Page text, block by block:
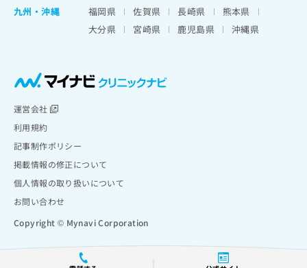
九州・沖縄
福岡県 佐賀県 長崎県
熊本県
大分県
宮崎県 鹿児島県 沖縄県
運営会社
利用規約
記事制作ポリシー
掲載情報の修正について
個人情報の取り扱いについて
お問い合わせ
Copyright © Mynavi Corporation